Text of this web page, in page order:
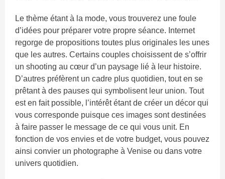
Le thème étant à la mode, vous trouverez une foule
d’idées pour préparer votre propre séance. Internet
regorge de propositions toutes plus originales les unes
que les autres. Certains couples choisissent de s’offrir
un shooting au cœur d’un paysage lié à leur histoire.
D’autres préfèrent un cadre plus quotidien, tout en se
prêtant à des pauses qui symbolisent leur union. Tout
est en fait possible, l’intérêt étant de créer un décor qui
vous corresponde puisque ces images sont destinées
à faire passer le message de ce qui vous unit. En
fonction de vos envies et de votre budget, vous pouvez
ainsi convier un photographe à Venise ou dans votre
univers quotidien.